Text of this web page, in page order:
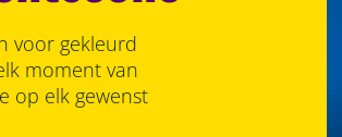
voor gekleurd
moment van
op elk gewenst